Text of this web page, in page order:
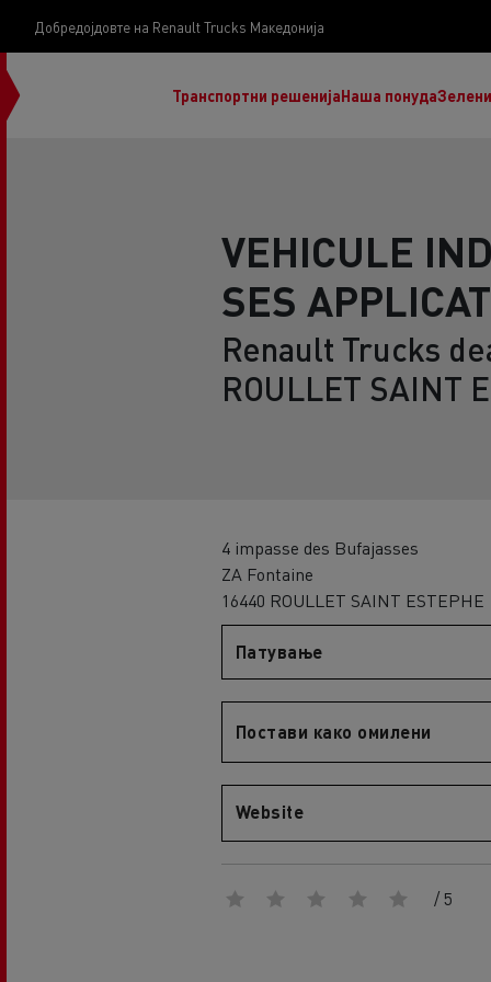
Добредојдовте на Renault Trucks Македонија
Транспортни решенијаНаша понуда
D Wide E-Tech
нашата визија
VEHICULE
SES
Renault Trucks
ROULLET SAINT
4 impasse des Bufajasses
ZA Fontaine
16440 ROULLET SAINT ESTEPHE
Патување
Постави како омилени
Website
/ 5